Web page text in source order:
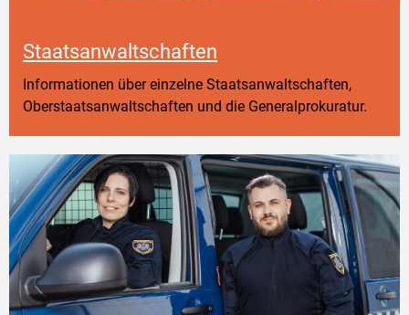
Staatsanwaltschaften
Informationen über einzelne Staatsanwaltschaften,
Oberstaatsanwaltschaften und die Generalprokuratur.